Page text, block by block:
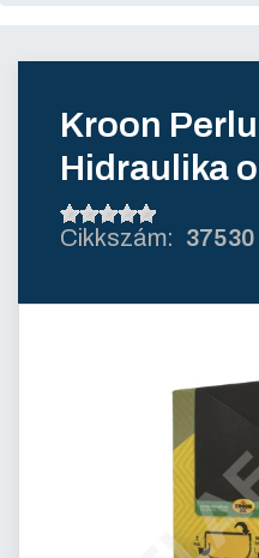
Kroon
Hidraulika
37530